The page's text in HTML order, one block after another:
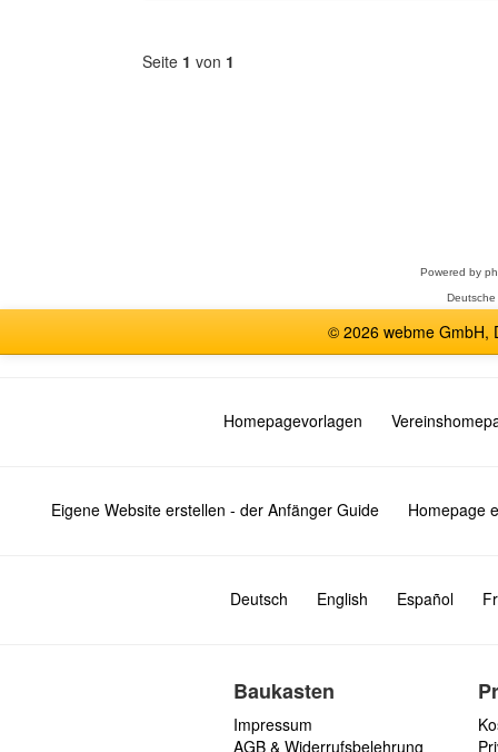
Seite 1 von 1
Powered by
© 2026 webme GmbH,
Homepagevorlagen
Eigene Website erstellen - der Anfänger Guide Homepage
Deutsch English Español
Baukasten
Impressum
AGB & Widerrufsbelehrung